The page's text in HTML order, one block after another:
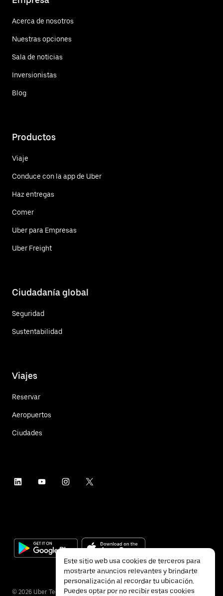
Acerca de nosotros
Nuestras opciones
Sala de noticias
Inversionistas
Blog
Productos
Viaje
Conduce con la app de Uber
Haz entregas
Comer
Uber para Empresas
Uber Freight
Ciudadanía global
Seguridad
Sustentabilidad
Viajes
Reservar
Aeropuertos
Ciudades
© 2026 Uber Technologies Inc.
Este sitio web usa cookies de terceros para
mostrarte anuncios relevantes y brindarte
personalización al recordar tu ubicación.
Puedes optar por no recibir estas cookies